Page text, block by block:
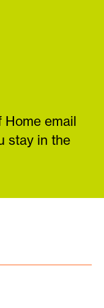
email
stay in the